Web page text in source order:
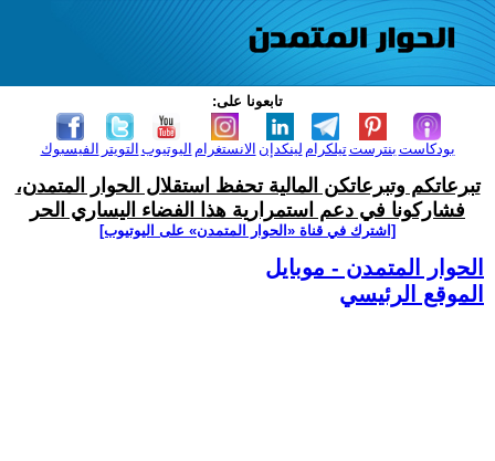
تابعونا على:
الفيسبوك التويتر اليوتيوب الانستغرام لينكدإن تيلكرامبنترست بودكاست
تبرعاتكم وتبرعاتكن المالية تحفظ استقلال الحوار المتمدن،
فشاركونا في دعم استمرارية هذا الفضاء اليساري الحر
[اشترك في قناة ‫«الحوار المتمدن» على اليوتيوب]
الحوار المتمدن - موبايل
الموقع الرئيسي